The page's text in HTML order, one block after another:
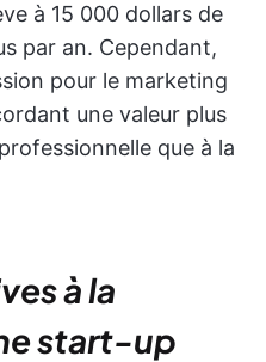
à 15 000 dollars de
par an. Cependant,
pour le marketing
une valeur plus
que à la
à la
start-up